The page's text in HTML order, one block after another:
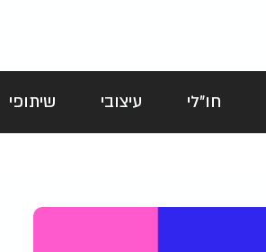
חו"לי עיצובי שיתופי